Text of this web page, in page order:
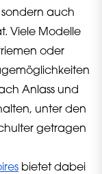
auch
Viele Modelle
oder
Anlass und
unter den
getragen
bietet dabei